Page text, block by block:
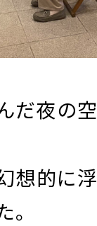
だ夜の
想的に